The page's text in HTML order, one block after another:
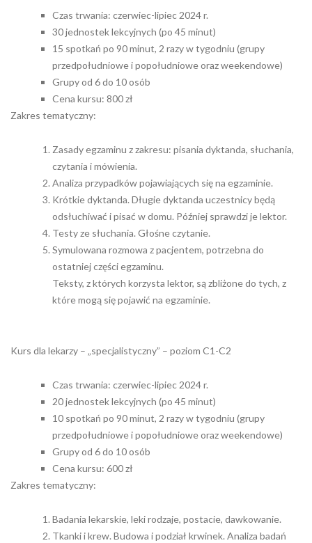
Czas trwania: czerwiec-lipiec 2024 r.
30 jednostek lekcyjnych (po 45 minut)
15 spotkań po 90 minut, 2 razy w tygodniu (grupy
przedpołudniowe i popołudniowe oraz weekendowe)
Grupy od 6 do 10 osób
Cena kursu: 800 zł
Zakres tematyczny:
Zasady egzaminu z zakresu: pisania dyktanda, słuchania,
czytania i mówienia.
Analiza przypadków pojawiających się na egzaminie.
Krótkie dyktanda. Długie dyktanda uczestnicy będą
odsłuchiwać i pisać w domu. Później sprawdzi je lektor.
Testy ze słuchania. Głośne czytanie.
Symulowana rozmowa z pacjentem, potrzebna do
ostatniej części egzaminu.
Teksty, z których korzysta lektor, są zbliżone do tych, z
które mogą się pojawić na egzaminie.
Kurs dla lekarzy – „specjalistyczny” – poziom C1-C2
Czas trwania: czerwiec-lipiec 2024 r.
20 jednostek lekcyjnych (po 45 minut)
10 spotkań po 90 minut, 2 razy w tygodniu (grupy
przedpołudniowe i popołudniowe oraz weekendowe)
Grupy od 6 do 10 osób
Cena kursu: 600 zł
Zakres tematyczny:
Badania lekarskie, leki rodzaje, postacie, dawkowanie.
Tkanki i krew. Budowa i podział krwinek. Analiza badań